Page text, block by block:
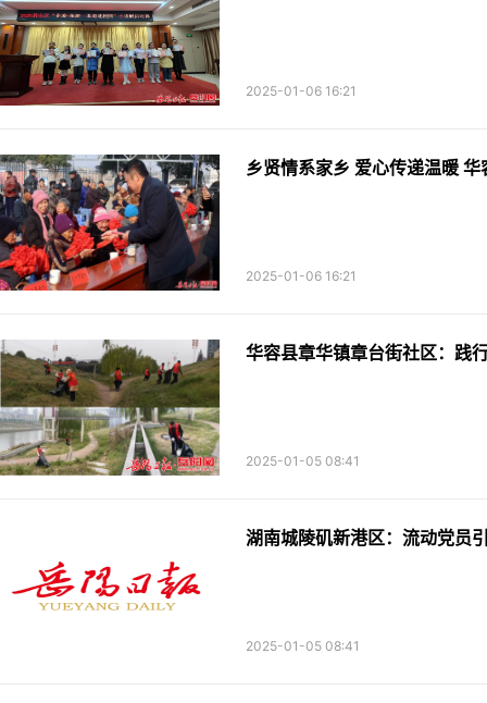
2025-01-06 16:21
乡贤情系家乡 爱心传递温暖
2025-01-06 16:21
华容县章华镇章台街社区：践
2025-01-05 08:41
湖南城陵矶新港区：流动党员
2025-01-05 08:41